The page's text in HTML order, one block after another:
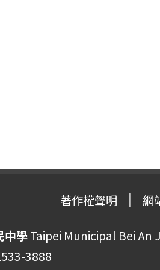
著作權聲明 網
中學Taipei Municipal Bei An
3888